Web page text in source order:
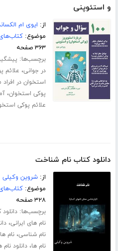
و استئوپنی
از: ایوی ام
موضوع:
۳۶۳ صفحه
برچسب‌ها:
در جوانی، علائم
استخوان در
پوکی استخوان،
علائم پوکی
دانلود کتاب نام شناخت
از:شروین وکیلی
موضوع:
۳۲۸ صفحه
برچسب‌ها:
نام های ایرانی،
نام شناسی،نام
نام ها،دانلود نام